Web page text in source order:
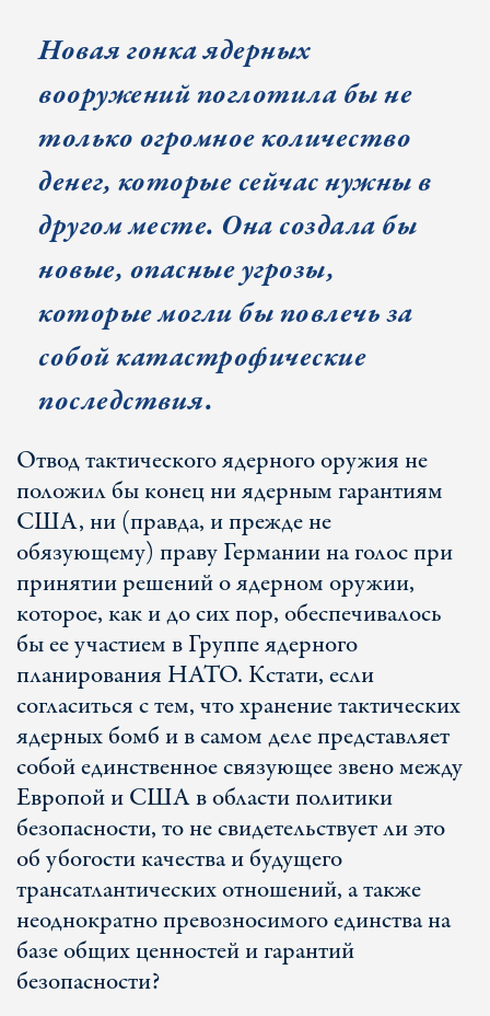
Новая гонка ядерных
вооружений поглотила бы не
только огромное количество
денег, которые сейчас нужны в
другом месте. Она создала бы
новые, опасные угрозы,
которые могли бы повлечь за
собой катастрофические
последствия.
Отвод тактического ядерного оружия не
положил бы конец ни ядерным гарантиям
США, ни (правда, и прежде не
обязующему) праву Германии на голос при
принятии решений о ядерном оружии,
которое, как и до сих пор, обеспечивалось
бы ее участием в Группе ядерного
планирования НАТО. Кстати, если
согласиться с тем, что хранение тактических
ядерных бомб и в самом деле представляет
собой единственное связующее звено между
Европой и США в области политики
безопасности, то не свидетельствует ли это
об убогости качества и будущего
трансатлантических отношений, а также
неоднократно превозносимого единства на
базе общих ценностей и гарантий
безопасности?